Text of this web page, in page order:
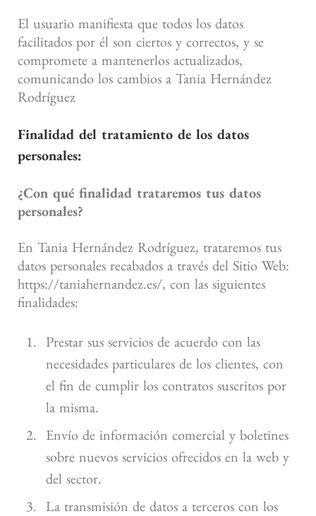
El usuario manifiesta que todos los datos
facilitados por él son ciertos y correctos, y se
compromete a mantenerlos actualizados,
comunicando los cambios a Tania Hernández
Rodríguez
Finalidad del tratamiento de los datos
personales:
¿Con qué finalidad trataremos tus datos
personales?
En Tania Hernández Rodríguez, trataremos tus
datos personales recabados a través del Sitio Web:
https://taniahernandez.es/, con las siguientes
finalidades:
Prestar sus servicios de acuerdo con las
necesidades particulares de los clientes, con
el fin de cumplir los contratos suscritos por
la misma.
Envío de información comercial y boletines
sobre nuevos servicios ofrecidos en la web y
del sector.
La transmisión de datos a terceros con los